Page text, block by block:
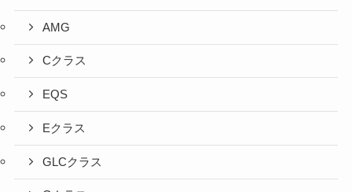
AMG
Cクラス
EQS
Eクラス
GLCクラス